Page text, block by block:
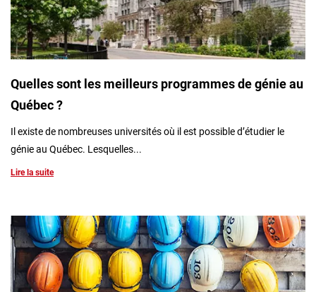
Inscrivez-vous à l'infolettre
Employeurs
Quelles sont les meilleurs programmes de génie au
Québec ?
Il existe de nombreuses universités où il est possible d’étudier le
génie au Québec. Lesquelles...
Lire la suite